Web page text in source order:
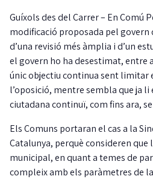
Guíxols des del Carrer – En Comú
modificació proposada pel govern
d’una revisió més àmplia i d’un
el govern ho ha desestimat, entre
únic objectiu continua sent limitar
l’oposició, mentre sembla que ja
ciutadana continuï, com fins ara,
Els Comuns portaran el cas a la
Catalunya, perquè consideren que
municipal, en quant a temes de
compleix amb els paràmetres de